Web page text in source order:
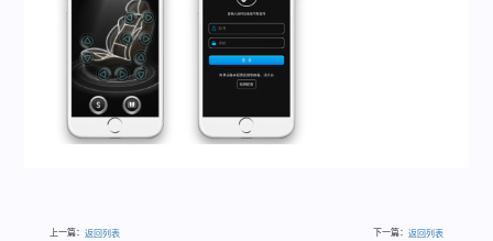
上一篇： 返回列表 下一篇：返回列表